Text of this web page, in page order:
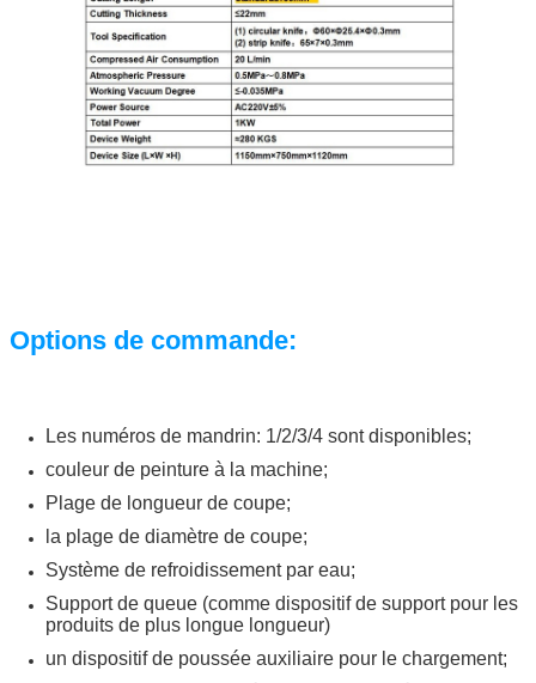
Options de commande:
Les numéros de mandrin: 1/2/3/4 sont disponibles;
couleur de peinture à la machine;
Plage de longueur de coupe;
la plage de diamètre de coupe;
Système de refroidissement par eau;
Support de queue (comme dispositif de support pour les
produits de plus longue longueur)
un dispositif de poussée auxiliaire pour le chargement;